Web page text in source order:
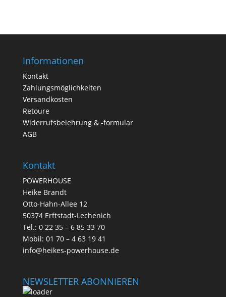
Informationen
Kontakt
Zahlungsmöglichkeiten
Versandkosten
Retoure
Widerrufsbelehrung & -formular
AGB
Kontakt
POWERHOUSE
Heike Brandt
Otto-Hahn-Allee 12
50374 Erftstadt-Lechenich
Tel.: 0 22 35 – 6 85 33 70
Mobil: 01 70 – 4 63 19 41
info@heikes-powerhouse.de
NEWSLETTER ABONNIEREN